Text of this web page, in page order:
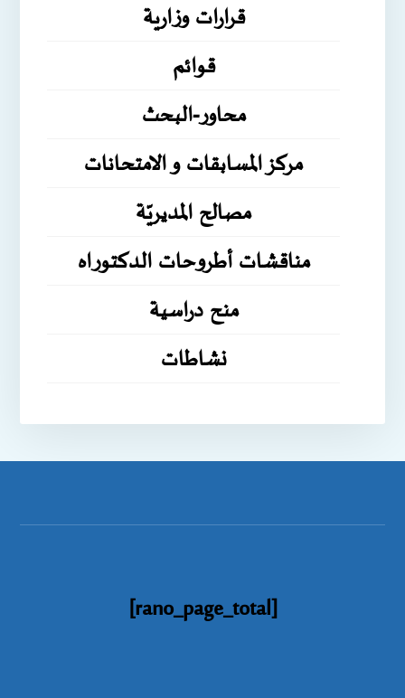
قرارات وزارية
قوائم
محاور-البحث
مركز المسابقات و الامتحانات
مصالح المديريّة
مناقشات أطروحات الدكتوراه
منح دراسية
نشاطات
[rano_page_total]